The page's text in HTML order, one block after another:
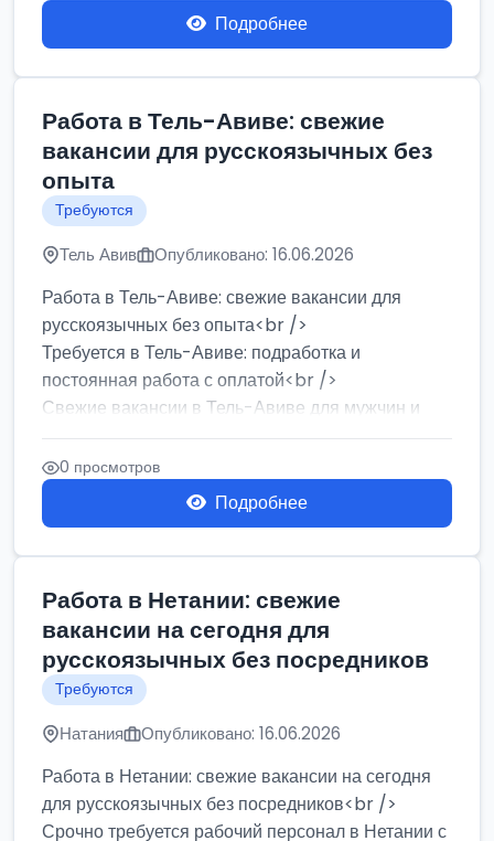
Подробнее
Работа в Тель-Авиве: свежие
вакансии для русскоязычных без
опыта
Требуются
Тель Авив Опубликовано: 16.06.2026
Работа в Тель-Авиве: свежие вакансии для
русскоязычных без опыта<br />
Требуется в Тель-Авиве: подработка и
постоянная работа с оплатой<br />
Свежие вакансии в Тель-Авиве для мужчин и
женщин от хозя...
0 просмотров
Подробнее
Работа в Нетании: свежие
вакансии на сегодня для
русскоязычных без посредников
Требуются
Натания Опубликовано: 16.06.2026
Работа в Нетании: свежие вакансии на сегодня
для русскоязычных без посредников<br />
Срочно требуется рабочий персонал в Нетании с